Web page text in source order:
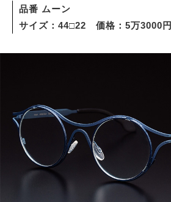
品番 ムーン
サイズ：44□22 価格：5万3000円